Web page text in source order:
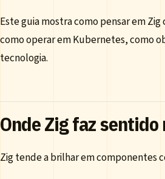
Este guia mostra como pensar em
como operar em Kubernetes, como
tecnologia.
Onde Zig faz sentido
Zig tende a brilhar em componentes